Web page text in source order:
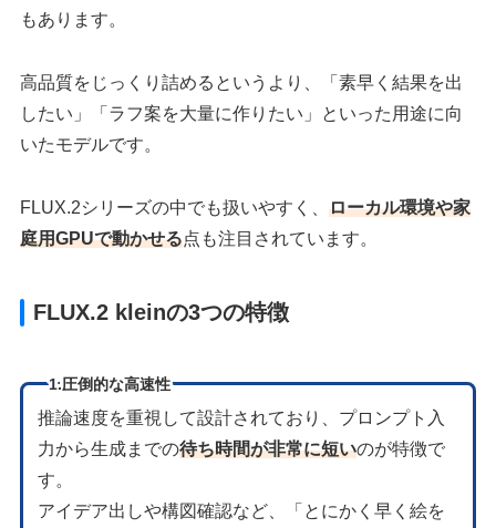
もあります。
高品質をじっくり詰めるというより、「素早く結果を出
したい」「ラフ案を大量に作りたい」といった用途に向
いたモデルです。
FLUX.2シリーズの中でも扱いやすく、ローカル環境や家
庭用GPUで動かせる点も注目されています。
FLUX.2 kleinの3つの特徴
1.圧倒的な高速性
推論速度を重視して設計されており、プロンプト入
力から生成までの待ち時間が非常に短いのが特徴で
す。
アイデア出しや構図確認など、「とにかく早く絵を